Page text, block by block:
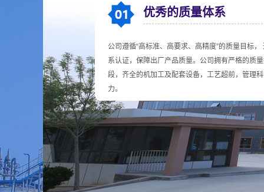
良好的企业信誉
凭借优良的产品质量、贴心的服务保障和良好的
信赖和支持，成为众多地方大型石化企业、医药
国海油、中国化工等多家央企下属企业的网内合